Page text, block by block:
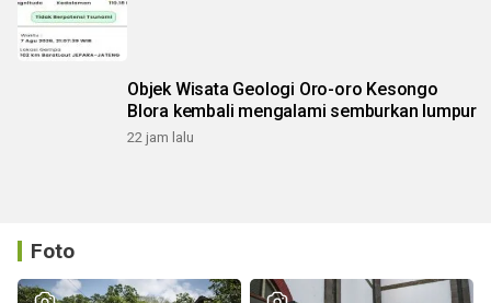
Objek Wisata Geologi Oro-oro Kesongo
Blora kembali mengalami semburkan lumpur
22 jam lalu
Foto